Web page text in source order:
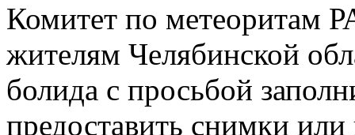
Комитет по метеоритам
жителям Челябинской
болида с просьбой
предоставить снимки